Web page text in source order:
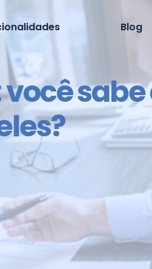
Blog